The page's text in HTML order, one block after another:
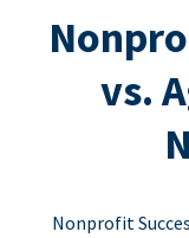
vs.
Nonprofit